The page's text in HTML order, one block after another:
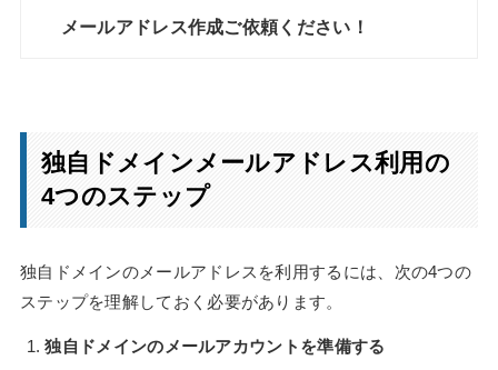
メールアドレス作成ご依頼ください！
独自ドメインメールアドレス利用の
4つのステップ
独自ドメインのメールアドレスを利用するには、次の4つの
ステップを理解しておく必要があります。
独自ドメインのメールアカウントを準備する